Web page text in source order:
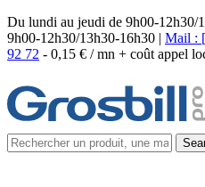
Du lundi au jeudi de 9h00-12h30/
9h00-12h30/13h30-16h30 | Mail :
92 72 - 0,15 € / mn + coût appel